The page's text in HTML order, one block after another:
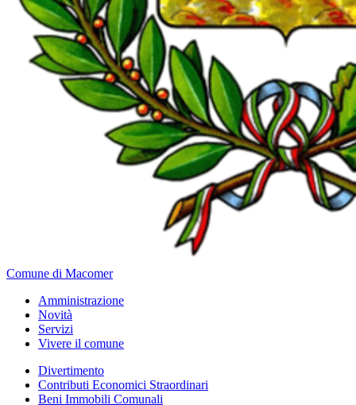
Comune di Macomer
Amministrazione
Novità
Servizi
Vivere il comune
Divertimento
Contributi Economici Straordinari
Beni Immobili Comunali